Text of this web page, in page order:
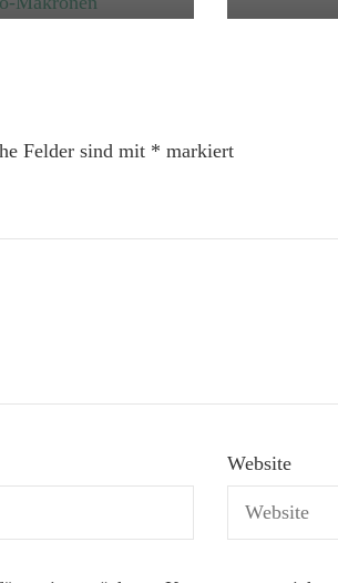
Felder sind mit * markiert
Website